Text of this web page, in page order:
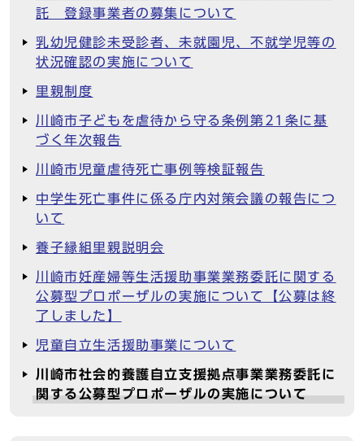
託 登録事業者の募集について
乳幼児健診未受診者、未就園児、不就学児等の
状況確認の実施について
里親制度
川崎市子どもを虐待から守る条例第21条に基
づく年次報告
川崎市児童虐待死亡事例等検証報告
中学生死亡事件に係る庁内対策会議の報告につ
いて
養子縁組里親説明会
川崎市妊産婦等生活援助事業業務委託に関する
公募型プロポーザルの実施について【公募は終
了しました】
児童自立生活援助事業について
川崎市社会的養護自立支援拠点事業業務委託に
関する公募型プロポーザルの実施について